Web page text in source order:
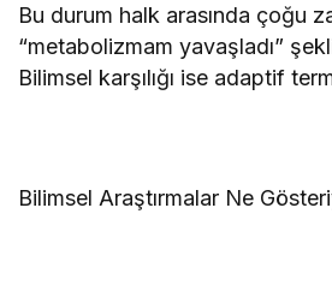
Bu durum halk arasında çoğu
“metabolizmam yavaşladı”
Bilimsel karşılığı ise adaptif
Bilimsel Araştırmalar Ne